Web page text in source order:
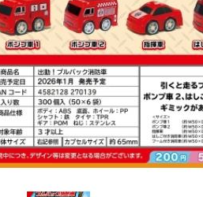
質問
イド
7659